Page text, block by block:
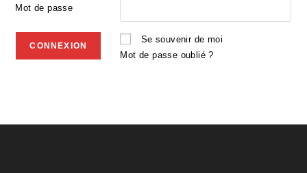
Mot de passe
Se souvenir de moi
Mot de passe oublié ?